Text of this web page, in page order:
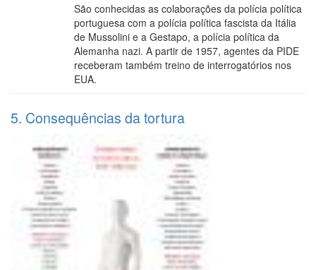
São conhecidas as colaborações da polícia política
portuguesa com a polícia política fascista da Itália
de Mussolini e a Gestapo, a polícia política da
Alemanha nazi. A partir de 1957, agentes da PIDE
receberam também treino de interrogatórios nos
EUA.
5. Consequências da tortura